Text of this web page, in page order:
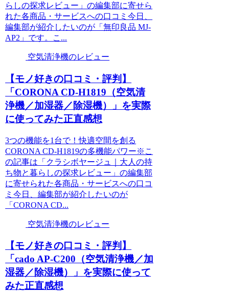
らしの探求レビュー」の編集部に寄せら
れた各商品・サービスへの口コミ今日、
編集部が紹介したいのが「無印良品 MJ-
AP2」です。こ...
空気清浄機のレビュー
【モノ好きの口コミ・評判】
「CORONA CD-H1819（空気清
浄機／加湿器／除湿機）」を実際
に使ってみた正直感想
3つの機能を1台で！快適空間を創る
CORONA CD-H1819の多機能パワー※こ
の記事は「クラシボヤージュ｜大人の持
ち物と暮らしの探求レビュー」の編集部
に寄せられた各商品・サービスへの口コ
ミ今日、編集部が紹介したいのが
「CORONA CD...
空気清浄機のレビュー
【モノ好きの口コミ・評判】
「cado AP-C200（空気清浄機／加
湿器／除湿機）」を実際に使って
みた正直感想